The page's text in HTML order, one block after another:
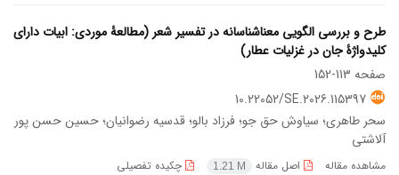
طرح و بررسی الگویی معناشناسانه در تفسیر شعر (مطالعۀ موردی: ابیات دارای
کلیدواژۀ جان در غزلیات عطار)
صفحه 113-152
10.22052/SE.2026.115397
سحر طاهری؛ سیاوش حق جو؛ فرزاد بالو؛ قدسیه رضوانیان؛ حسین حسن پور
آلاشتی
مشاهده مقاله اصل مقاله 1.21 M چکیده تفصیلی